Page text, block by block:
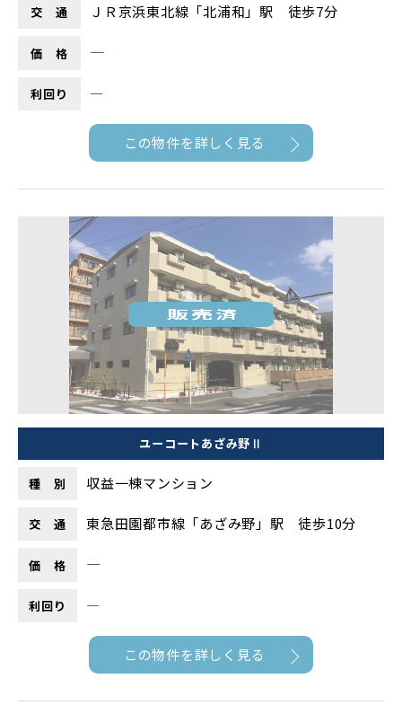
交 通 ＪＲ京浜東北線「北浦和」駅 徒歩7分
価 格 ―
利回り ―
この物件を詳しく見る
ユーコートあざみ野Ⅱ
種 別 収益一棟マンション
交 通 東急田園都市線「あざみ野」駅 徒歩10分
価 格 ―
利回り ―
この物件を詳しく見る